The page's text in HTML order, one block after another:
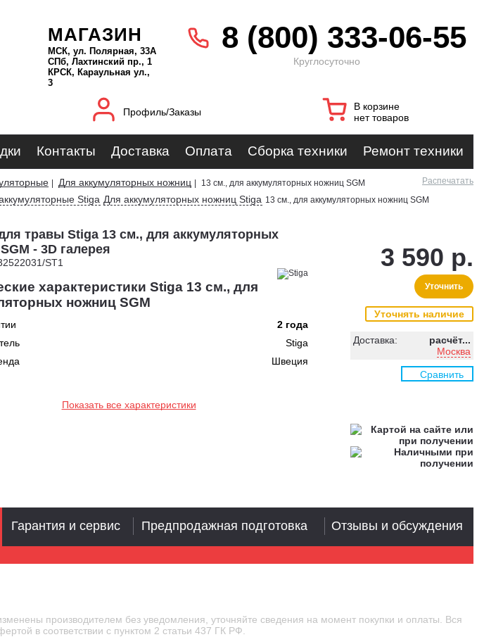
МАГАЗИН
МСК, ул. Полярная, 33А
СПб, Лахтинский пр., 1
КРСК, Караульная ул.,
3
8 (800) 333-06-55
Круглосуточно
Профиль/Заказы
В корзине
нет товаров
Контакты Доставка Оплата Сборка техники Ремонт техники
Для аккумуляторных ножниц 13 см., для аккумуляторных ножниц SGM Распечатать
Stiga Для аккумуляторных ножниц Stiga 13 см., для аккумуляторных ножниц SGM
травы Stiga 13 см., для аккумуляторных
- 3D галерея
ST1
характеристики Stiga 13 см., для
ножниц SGM
2 года
Stiga
Швеция
Показать все характеристики
3 590 р.
Уточнить
Уточнять наличие
Доставка:
расчёт...
Москва
Сравнить
Гарантия и сервис Предпродажная подготовка Отзывы и обсуждения
производителем без уведомления, уточняйте сведения на момент покупки и оплаты. Вся
в соответствии с пунктом 2 статьи 437 ГК РФ.